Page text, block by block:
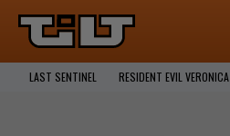
LAST SENTINEL RESIDENT EVIL VERONICA